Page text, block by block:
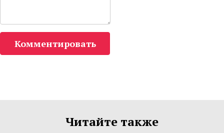
Комментировать
Читайте также